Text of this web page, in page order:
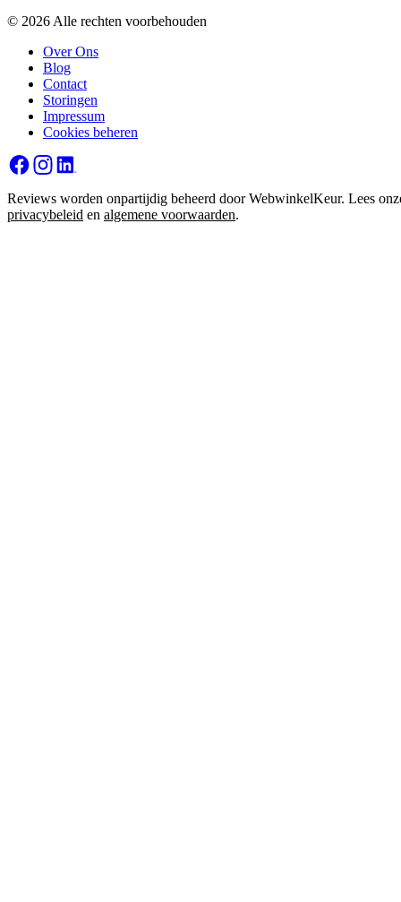
© 2026 Alle rechten voorbehouden
Over Ons
Blog
Contact
Storingen
Impressum
Cookies beheren
Reviews worden onpartijdig beheerd door WebwinkelKeur. Lees
privacybeleid en algemene voorwaarden.